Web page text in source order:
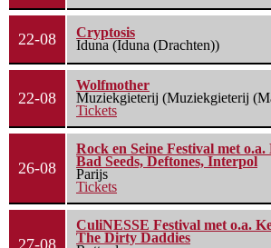
22-08
Cryptosis
Iduna (Iduna (Drachten))
22-08
Wolfmother
Muziekgieterij (Muziekgieterij
Tickets
26-08
Rock en Seine Festival met
Bad Seeds, Deftones, Interpol
Parijs
Tickets
CuliNESSE Festival met o.a.
The Dirty Daddies